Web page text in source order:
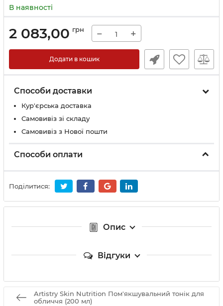
В наявності
2 083,00 грн − +
Додати в кошик
Способи доставки
Кур'єрська доставка
Самовивіз зі складу
Самовивіз з Нової пошти
Способи оплати
Поділитися:
Опис
Відгуки
Artistry Skin Nutrition Пом'якшувальний тонік для
обличчя (200 мл)